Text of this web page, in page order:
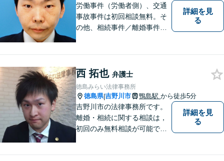
労働事件（労働者側）、交通
事故事件は初回相談無料。そ
の他、相続事件／離婚事件／
れます。【無料駐車場】
詳細を見
る
西 拓也 弁護士
徳島みらい法律事務所
徳島県|吉野川市 鴨島駅 から徒歩5分
吉野川市の法律事務所です。
離婚・相続に関する相談は，
初回のみ無料相談が可能です
詳細を見
る